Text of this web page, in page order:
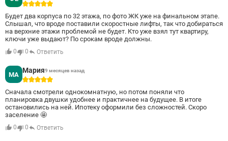
5
Будет два корпуса по 32 этажа, по фото ЖК уже на финальном этапе.
Слышал, что вроде поставили скоростные лифты, так что добираться
на верхние этажи проблемой не будет. Кто уже взял тут квартиру,
ключи уже выдают? По срокам вроде должны.
0 0 Ответить
МА
Мария9 месяцев назад
5
Сначала смотрели однокомнатную, но потом поняли что
планировка двушки удобнее и практичнее на будущее. В итоге
остановились на ней. Ипотеку оформили без сложностей. Скоро
заселение 🤩
0 0 Ответить